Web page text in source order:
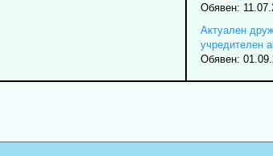
Обявен:
Актуален
учредителен
Обявен: